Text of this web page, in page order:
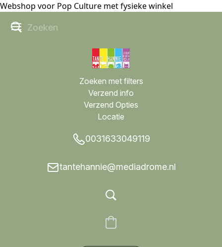
Webshop voor Pop Culture met fysieke winkel
Zoeken met filters
Verzend info
Verzend Opties
Locatie
0031633049119
tantehannie@mediadrome.nl